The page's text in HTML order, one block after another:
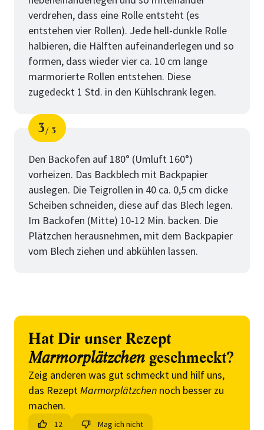
verdrehen, dass eine Rolle entsteht (es
entstehen vier Rollen). Jede hell-dunkle Rolle
halbieren, die Hälften aufeinanderlegen und so
formen, dass wieder vier ca. 10 cm lange
marmorierte Rollen entstehen. Diese
zugedeckt 1 Std. in den Kühlschrank legen.
Schritt
3
von
3
Den Backofen auf 180° (Umluft 160°)
vorheizen. Das Backblech mit Backpapier
auslegen. Die Teigrollen in 40 ca. 0,5 cm dicke
Scheiben schneiden, diese auf das Blech legen.
Im Backofen (Mitte) 10-12 Min. backen. Die
Plätzchen herausnehmen, mit dem Backpapier
vom Blech ziehen und abkühlen lassen.
Hat Dir unser Rezept
Marmorplätzchen geschmeckt?
Zeig anderen was gut schmeckt und hilf uns,
das RezeptMarmorplätzchen noch besser zu
machen.
12 Mag ich nicht